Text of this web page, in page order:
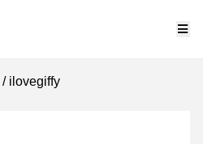
ilovegiffy